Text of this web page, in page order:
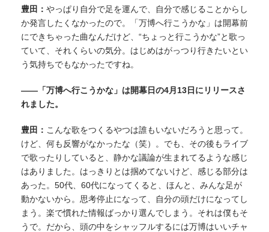
豊田： やっぱり自分で足を運んで、自分で感じることからし
か発言したくなかったので。「万博へ行こうかな」は開幕前
にできちゃった曲なんだけど、“ちょっと行こうかな”と歌っ
ていて、それくらいの気分。 はじめはがっつり行きたいとい
う気持ちでもなかったですね。
——「万博へ行こうかな」は開幕日の4月13日にリリースさ
れました。
豊田： こんな歌をつくるやつは誰もいないだろうと思って。
けど、何も反響がなかったな（笑）。でも、その後もライブ
で歌ったりしていると、静かな議論が生まれてるような感じ
はありました。はっきりとは掴めてないけど、感じる部分は
あった。50代、60代になってくると、ほんと、みんな足が
動かないから。思考停止になって、自分の頭だけになってし
まう。 楽で慣れた情報ばっかり選んでしまう。 それは僕もそ
うで。だから、頭の中をシャッフルするには万博はいいチャ